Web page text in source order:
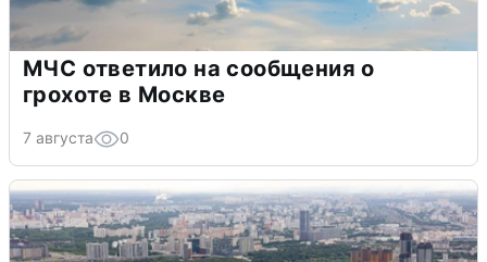
МЧС ответило на сообщения о
грохоте в Москве
7 августа 0